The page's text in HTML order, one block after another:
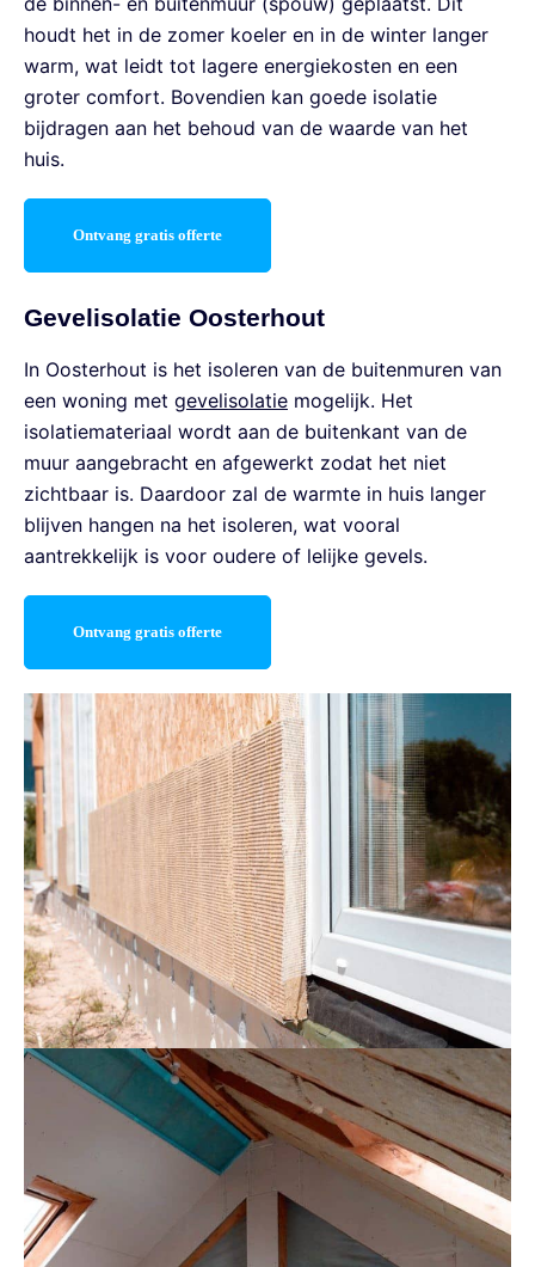
houdt het in de zomer koeler en in de winter langer
warm, wat leidt tot lagere energiekosten en een
groter comfort. Bovendien kan goede isolatie
bijdragen aan het behoud van de waarde van het
huis.
Ontvang gratis offerte
Gevelisolatie Oosterhout
In Oosterhout is het isoleren van de buitenmuren van
een woning met gevelisolatie mogelijk. Het
isolatiemateriaal wordt aan de buitenkant van de
muur aangebracht en afgewerkt zodat het niet
zichtbaar is. Daardoor zal de warmte in huis langer
blijven hangen na het isoleren, wat vooral
aantrekkelijk is voor oudere of lelijke gevels.
Ontvang gratis offerte